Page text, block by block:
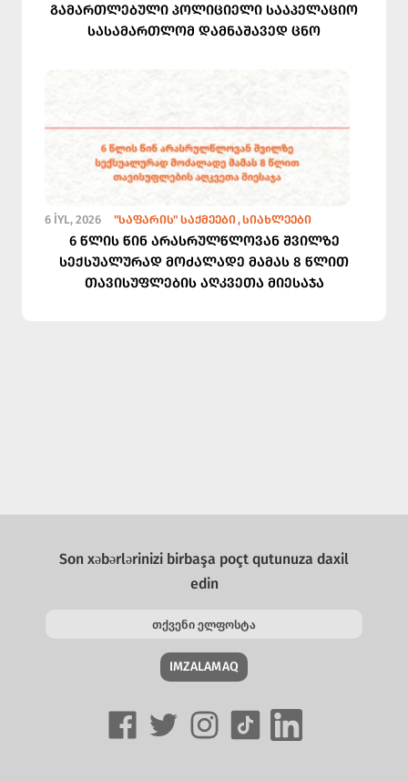
გამართლებული პოლიციელი სააპელაციო
სასამართლომ დამნაშავედ ცნო
6 İYL, 2026 "ᲡᲐᲤᲐᲠᲘᲡ" ᲡᲐᲥᲛᲔᲔᲑᲘ ᲡᲘᲐᲮᲚᲔᲔᲑᲘ
6 წლის წინ არასრულწლოვან შვილზე
სექსუალურად მოძალადე მამას 8 წლით
თავისუფლების აღკვეთა მიესაჯა
Son xəbərlərinizi birbaşa poçt qutunuza daxil
edin
IMZALAMAQ